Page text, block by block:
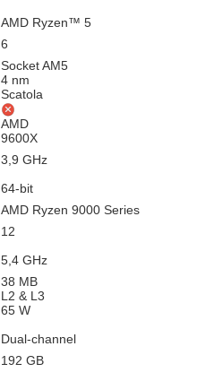
AMD Ryzen™ 5
6
Socket AM5
4 nm
Scatola
AMD
9600X
3,9 GHz
64-bit
AMD Ryzen 9000 Series
12
5,4 GHz
38 MB
L2 & L3
65 W
Dual-channel
192 GB